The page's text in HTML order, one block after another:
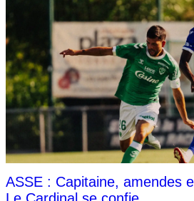
ASSE : Capitaine, amendes